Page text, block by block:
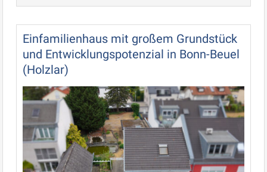
Einfamilienhaus mit großem Grundstück
und Entwicklungspotenzial in Bonn-Beuel
(Holzlar)